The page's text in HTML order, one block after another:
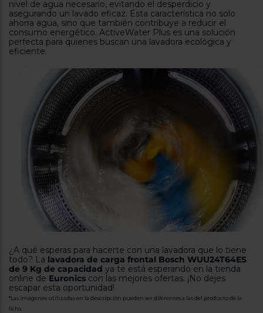
nivel de agua necesario, evitando el desperdicio y
asegurando un lavado eficaz. Esta característica no solo
ahorra agua, sino que también contribuye a reducir el
consumo energético. ActiveWater Plus es una solución
perfecta para quienes buscan una lavadora ecológica y
eficiente.
¿A qué esperas para hacerte con una lavadora que lo tiene
todo? La lavadora de carga frontal Bosch WUU24T64ES
de 9 Kg de capacidad ya te está esperando en la tienda
online de Euronics con las mejores ofertas. ¡No dejes
escapar esta oportunidad!
*Las imágenes utilizadas en la descripción pueden ser diferentes a las del producto de la
ficha.